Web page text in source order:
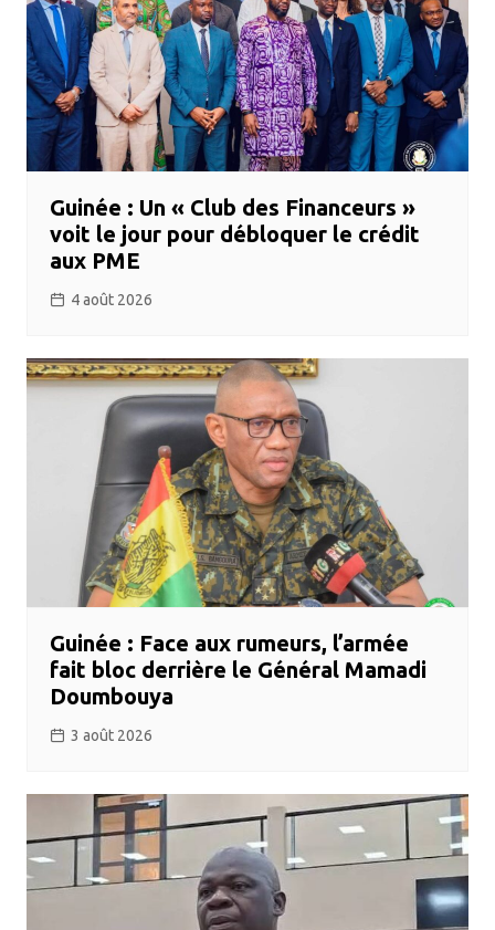
Guinée : Un « Club des Financeurs »
voit le jour pour débloquer le crédit
aux PME
4 août 2026
Guinée : Face aux rumeurs, l’armée
fait bloc derrière le Général Mamadi
Doumbouya
3 août 2026